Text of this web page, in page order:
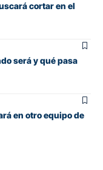
cortar en el
será y qué pasa
en otro equipo de